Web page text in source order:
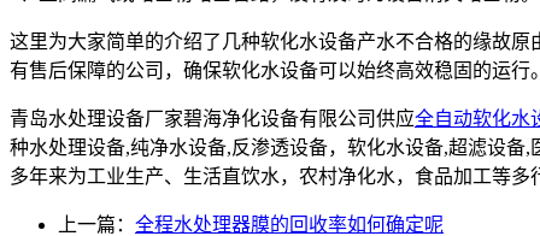
这里为大家简单的介绍了几种软化水设备产水不合格的缘故
有售后保障的公司，确保软化水设备可以始终高效稳固的运行
青岛水处理设备厂家碧海净化设备有限公司供应全自动软化水
种水处理设备,纯净水设备,反渗透设备，软化水设备,超滤设
多年来为工业生产、生活直饮水，农村净化水，食品加工等
上一篇： 全程水处理器膜的回收率如何确定呢